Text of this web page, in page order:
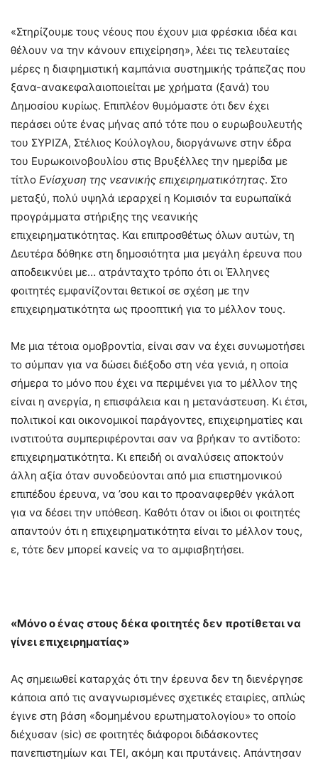
«Στηρίζουμε τους νέους που έχουν μια φρέσκια ιδέα και
θέλουν να την κάνουν επιχείρηση», λέει τις τελευταίες
μέρες η διαφημιστική καμπάνια συστημικής τράπεζας που
ξανα-ανακεφαλαιοποιείται με χρήματα (ξανά) του
Δημοσίου κυρίως. Επιπλέον θυμόμαστε ότι δεν έχει
περάσει ούτε ένας μήνας από τότε που ο ευρωβουλευτής
του ΣΥΡΙΖΑ, Στέλιος Κούλογλου, διοργάνωνε στην έδρα
του Ευρωκοινοβουλίου στις Βρυξέλλες την ημερίδα με
τίτλο Ενίσχυση της νεανικής επιχειρηματικότητας. Στο
μεταξύ, πολύ υψηλά ιεραρχεί η Κομισιόν τα ευρωπαϊκά
προγράμματα στήριξης της νεανικής
επιχειρηματικότητας. Και επιπροσθέτως όλων αυτών, τη
Δευτέρα δόθηκε στη δημοσιότητα μια μεγάλη έρευνα που
αποδεικνύει με… ατράνταχτο τρόπο ότι οι Έλληνες
φοιτητές εμφανίζονται θετικοί σε σχέση με την
επιχειρηματικότητα ως προοπτική για το μέλλον τους.
Με μια τέτοια ομοβροντία, είναι σαν να έχει συνωμοτήσει
το σύμπαν για να δώσει διέξοδο στη νέα γενιά, η οποία
σήμερα το μόνο που έχει να περιμένει για το μέλλον της
είναι η ανεργία, η επισφάλεια και η μετανάστευση. Κι έτσι,
πολιτικοί και οικονομικοί παράγοντες, επιχειρηματίες και
ινστιτούτα συμπεριφέρονται σαν να βρήκαν το αντίδοτο:
επιχειρηματικότητα. Κι επειδή οι αναλύσεις αποκτούν
άλλη αξία όταν συνοδεύονται από μια επιστημονικού
επιπέδου έρευνα, να ’σου και το προαναφερθέν γκάλοπ
για να δέσει την υπόθεση. Καθότι όταν οι ίδιοι οι φοιτητές
απαντούν ότι η επιχειρηματικότητα είναι το μέλλον τους,
ε, τότε δεν μπορεί κανείς να το αμφισβητήσει.
«Μόνο ο ένας στους δέκα φοιτητές δεν προτίθεται να
γίνει επιχειρηματίας»
Ας σημειωθεί καταρχάς ότι την έρευνα δεν τη διενέργησε
κάποια από τις αναγνωρισμένες σχετικές εταιρίες, απλώς
έγινε στη βάση «δομημένου ερωτηματολογίου» το οποίο
διέχυσαν (sic) σε φοιτητές διάφοροι διδάσκοντες
πανεπιστημίων και ΤΕΙ, ακόμη και πρυτάνεις. Απάντησαν